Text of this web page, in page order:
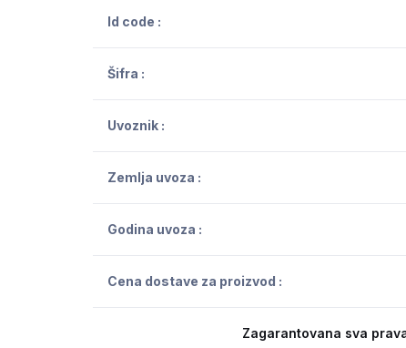
Id code :
Šifra :
Uvoznik :
Zemlja uvoza :
Godina uvoza :
Cena dostave za proizvod :
Zagarantovana sva